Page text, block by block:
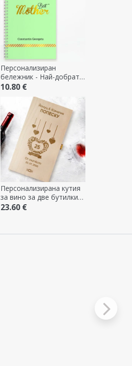
Персонализиран
бележник - Най-добрата
майка, зелен
10.80 €
Персонализирана кутия
за вино за две бутилки -
Годишнина от връзката
23.60 €